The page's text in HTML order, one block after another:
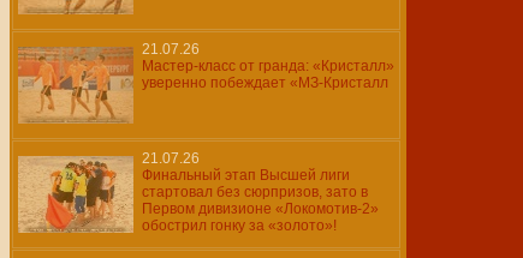
21.07.26
Мастер-класс от гранда: «Кристалл»
уверенно побеждает «МЗ-Кристалл
21.07.26
Финальный этап Высшей лиги
стартовал без сюрпризов, зато в
Первом дивизионе «Локомотив-2»
обострил гонку за «золото»!